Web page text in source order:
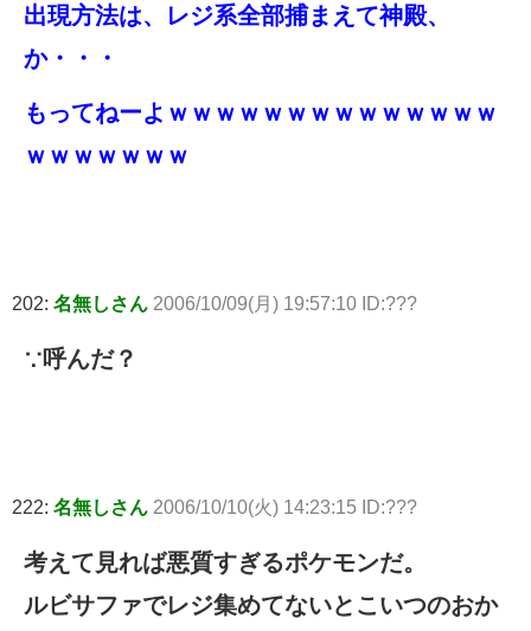
出現方法は、レジ系全部捕まえて神殿、
か・・・
もってねーよｗｗｗｗｗｗｗｗｗｗｗｗｗｗ
ｗｗｗｗｗｗｗ
202: 名無しさん 2006/10/09(月) 19:57:10 ID:???
∵呼んだ？
222: 名無しさん 2006/10/10(火) 14:23:15 ID:???
考えて見れば悪質すぎるポケモンだ。
ルビサファでレジ集めてないとこいつのおか